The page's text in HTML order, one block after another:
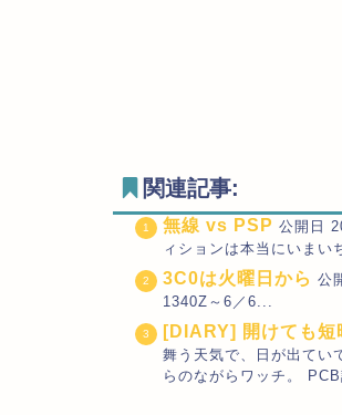
関連記事:
無線 vs PSP 公開日
ィションは本当にいま
3C0は火曜日から 公
1340Z～6／6...
[DIARY] 開けても短
舞う天気で、日が出てい
らのながらワッチ。